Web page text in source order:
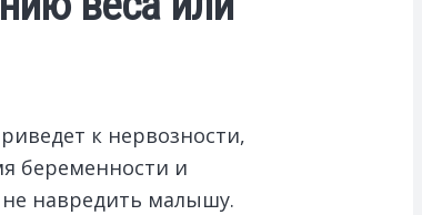
к нервозности,
беременности и
навредить малышу.